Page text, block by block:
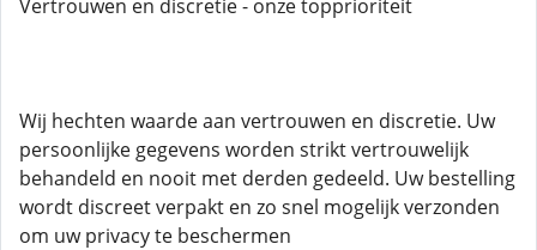
Vertrouwen en discretie - onze topprioriteit
Wij hechten waarde aan vertrouwen en discretie. Uw
persoonlijke gegevens worden strikt vertrouwelijk
behandeld en nooit met derden gedeeld. Uw bestelling
wordt discreet verpakt en zo snel mogelijk verzonden
om uw privacy te beschermen